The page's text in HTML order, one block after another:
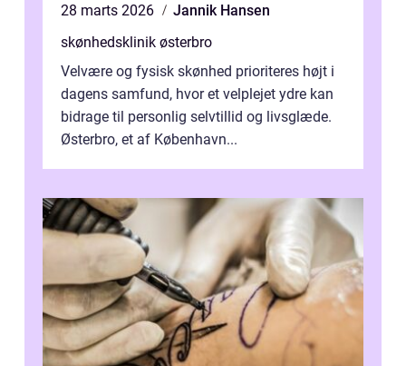
28 marts 2026
Jannik Hansen
skønhedsklinik østerbro
Velvære og fysisk skønhed prioriteres højt i
dagens samfund, hvor et velplejet ydre kan
bidrage til personlig selvtillid og livsglæde.
Østerbro, et af København...